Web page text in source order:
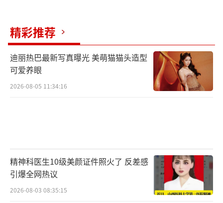
精彩推荐
迪丽热巴最新写真曝光 美萌猫猫头造型
可爱养眼
2026-08-05 11:34:16
精神科医生10级美颜证件照火了 反差感
引爆全网热议
2026-08-03 08:35:15